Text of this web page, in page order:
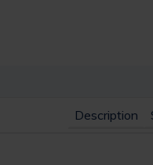
Description